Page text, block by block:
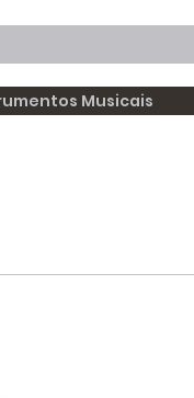
Musicais